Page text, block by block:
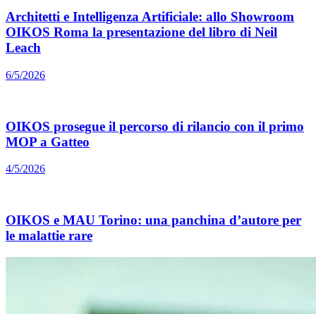
Architetti e Intelligenza Artificiale: allo Showroom
OIKOS Roma la presentazione del libro di Neil
Leach
6/5/2026
OIKOS prosegue il percorso di rilancio con il primo
MOP a Gatteo
4/5/2026
OIKOS e MAU Torino: una panchina d’autore per
le malattie rare